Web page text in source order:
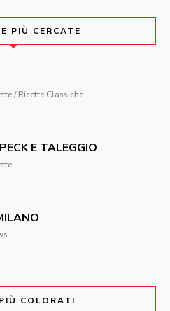
PIÙ CERCATE
/ Ricette Classiche
E TALEGGIO
COLORATI